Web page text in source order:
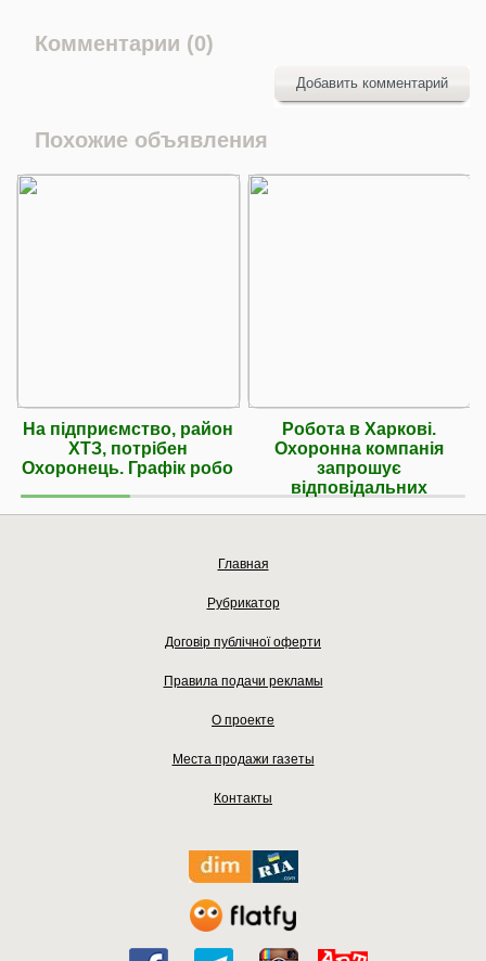
Комментарии (0)
Добавить комментарий
Похожие объявления
На підприємство, район
ХТЗ, потрібен
Охоронець. Графік робо
Робота в Харкові.
Охоронна компанія
запрошує
відповідальних
Главная
Рубрикатор
Договір публічної оферти
Правила подачи рекламы
О проекте
Места продажи газеты
Контакты